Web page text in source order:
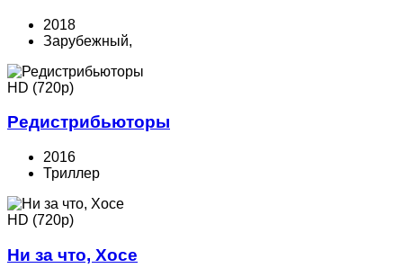
2018
Зарубежный,
HD (720p)
Редистрибьюторы
2016
Триллер
HD (720p)
Ни за что, Хосе